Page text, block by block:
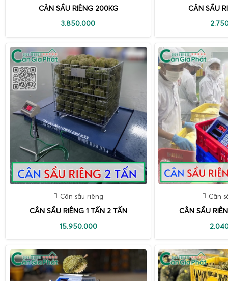
CÂN SẦU RIÊNG 200KG
3.850.000
CÂN SẦU
Cân sầu riêng
CÂN SẦU RIÊNG 1 TẤN 2 TẤN
15.950.000
Cân
CÂN SẦU